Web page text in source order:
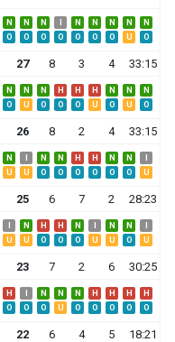
N N N N N N N
N
O O O O O O O U O
27 8 3 4 33:15
N N N H H H N N
N
O U O O O U O U O
26 8 2 4 33:15
N N N H H N N
U U O O O O O O U
25 6 7 2 28:23
N H H N N N
U U O O O U U O U
23 7 2 6 30:25
H N N N H H H
H
O O O U O O O O O
22 6 4 5 18:21